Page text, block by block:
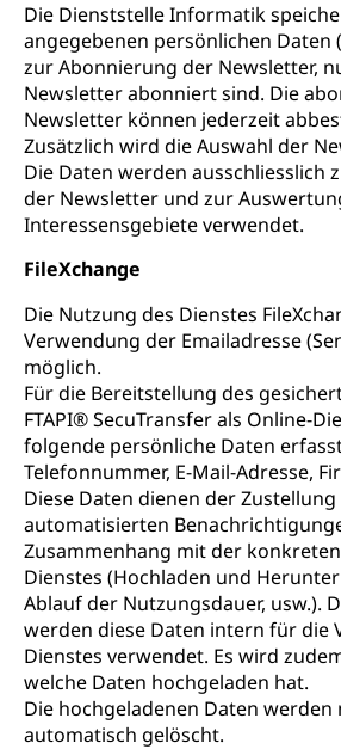
Die Dienststelle Informatik
angegebenen persönlichen Daten
zur Abonnierung der Newsletter,
Newsletter abonniert sind. Die
Newsletter können jederzeit
Zusätzlich wird die Auswahl der
Die Daten werden ausschliesslich
der Newsletter und zur
Interessensgebiete verwendet.
FileXchange
Die Nutzung des Dienstes
Verwendung der Emailadresse
möglich.
Für die Bereitstellung des
FTAPI® SecuTransfer als Online-
folgende persönliche Daten
Telefonnummer, E-Mail-Adresse,
Diese Daten dienen der Zustellung
automatisierten
Zusammenhang mit der
Dienstes (Hochladen und
Ablauf der Nutzungsdauer, usw.).
werden diese Daten intern für die
Dienstes verwendet. Es wird
welche Daten hochgeladen hat.
Die hochgeladenen Daten werden
automatisch gelöscht.